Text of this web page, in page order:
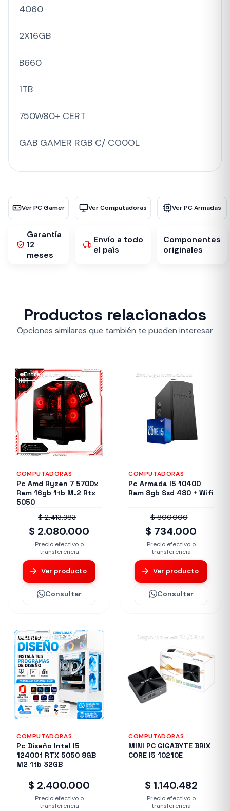
4060
2X16GB
B660
1TB
750W80+ CERT
GAB GAMER RGB C/ CO0OL
Ver PC Gamer Ver Computadoras Ver PC Armadas
Garantía
12
meses
Envío a todo
el país
Componentes
originales
Productos relacionados
Opciones similares que también te pueden interesar
Entrega inmediata
COMPUTADORAS
Pc Amd Ryzen 7 5700x
Ram 16gb 1tb M.2 Rtx
5050
$ 2.413.383
$ 2.080.000
Precio efectivo o
transferencia
Ver producto
Consultar
Entrega inmediata
COMPUTADORAS
Pc Armada I5 10400
Ram 8gb Ssd 480 + Wifi
$ 800.000
$ 734.000
Precio efectivo o
transferencia
Ver producto
Consultar
Entrega inmediata
COMPUTADORAS
Pc Diseño Intel I5
12400f RTX 5050 8GB
M2 1tb 32GB
$ 2.400.000
Precio efectivo o
transferencia
Disponible en 24/48hs
COMPUTADORAS
MINI PC GIGABYTE BRIX
CORE I5 10210E
$ 1.140.482
Precio efectivo o
transferencia